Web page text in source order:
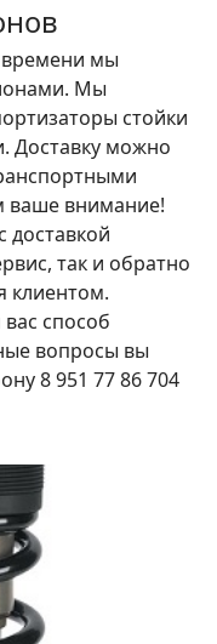
времени мы
Мы
стойки
Доставку можно
внимание!
доставкой
так и обратно
клиентом.
способ
вопросы вы
8 951 77 86 704